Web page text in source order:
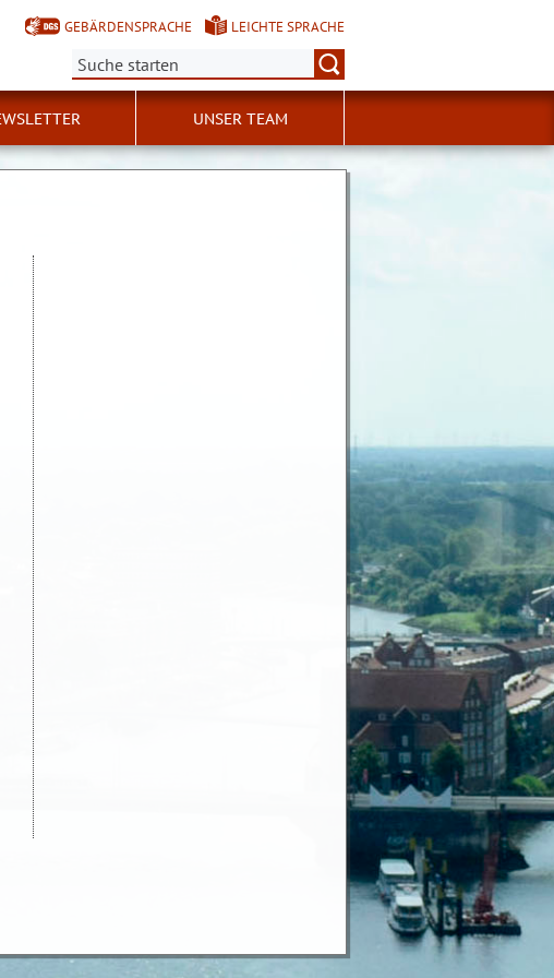
GEBÄRDENSPRACHE
LEICHTE SPRACHE
Suche:
UNSER TEAM